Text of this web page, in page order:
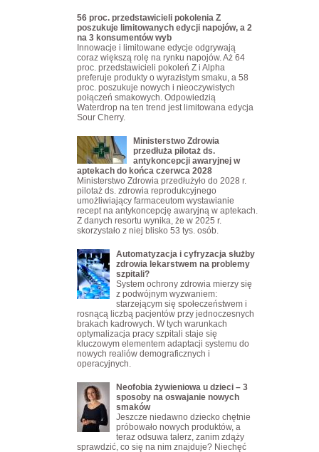
56 proc. przedstawicieli pokolenia Z
poszukuje limitowanych edycji napojów, a 2
na 3 konsumentów wyb
Innowacje i limitowane edycje odgrywają
coraz większą rolę na rynku napojów. Aż 64
proc. przedstawicieli pokoleń Z i Alpha
preferuje produkty o wyrazistym smaku, a 58
proc. poszukuje nowych i nieoczywistych
połączeń smakowych. Odpowiedzią
Waterdrop na ten trend jest limitowana edycja
Sour Cherry.
Ministerstwo Zdrowia
przedłuża pilotaż ds.
antykoncepcji awaryjnej w
aptekach do końca czerwca 2028
Ministerstwo Zdrowia przedłużyło do 2028 r.
pilotaż ds. zdrowia reprodukcyjnego
umożliwiający farmaceutom wystawianie
recept na antykoncepcję awaryjną w aptekach.
Z danych resortu wynika, że w 2025 r.
skorzystało z niej blisko 53 tys. osób.
Automatyzacja i cyfryzacja służby
zdrowia lekarstwem na problemy
szpitali?
System ochrony zdrowia mierzy się
z podwójnym wyzwaniem:
starzejącym się społeczeństwem i
rosnącą liczbą pacjentów przy jednoczesnych
brakach kadrowych. W tych warunkach
optymalizacja pracy szpitali staje się
kluczowym elementem adaptacji systemu do
nowych realiów demograficznych i
operacyjnych.
Neofobia żywieniowa u dzieci – 3
sposoby na oswajanie nowych
smaków
Jeszcze niedawno dziecko chętnie
próbowało nowych produktów, a
teraz odsuwa talerz, zanim zdąży
sprawdzić, co się na nim znajduje? Niechęć